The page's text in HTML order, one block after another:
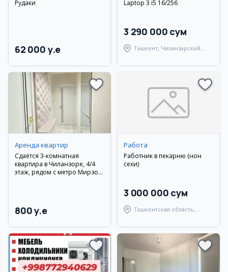
Рудаки
62 000 y.e
Laptop 3 i5 16/256
3 290 000 сум
Ташкент, Чиланзарский
Аренда квартир
Сдаётся 3-комнатная
квартира в Чиланзоре, 4/4
этаж, рядом с метро Мирзо
800 y.e
Работа
Работник в пекарню (нон
сехи)
3 000 000 сум
Ташкентская область,